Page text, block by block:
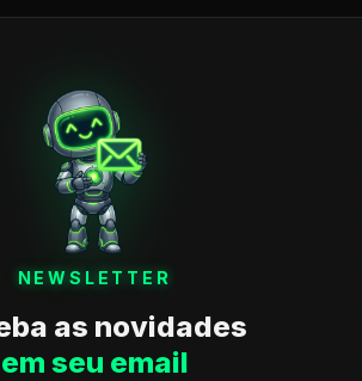
NEWSLETTER
as novidades
em seu email